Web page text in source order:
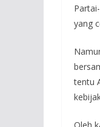
yang
tentu